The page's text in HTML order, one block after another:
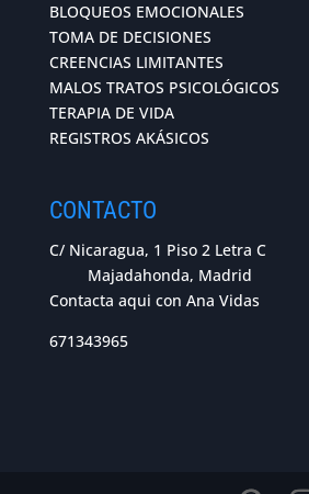
BLOQUEOS EMOCIONALES
TOMA DE DECISIONES
CREENCIAS LIMITANTES
MALOS TRATOS PSICOLÓGICOS
TERAPIA DE VIDA
REGISTROS AKÁSICOS
CONTACTO
C/ Nicaragua, 1 Piso 2 Letra C
Majadahonda, Madrid
Contacta aqui con Ana Vidas
671343965